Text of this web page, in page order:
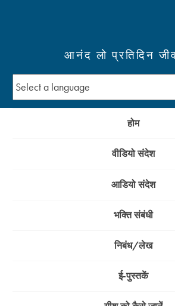
आनंद लो प्रतिदिन
होम
वीडियो संदेश
आडियो संदेश
भक्ति संबंधी
निबंध/लेख
ई-पुस्तकें